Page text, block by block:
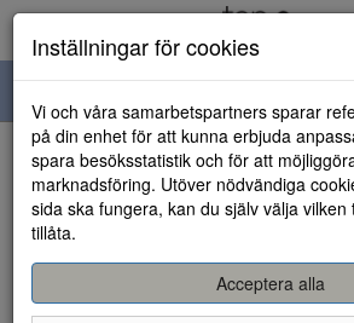
navigation
Visa filter
Outletavdelning
herr (13 artiklar)
Inställningar för cookies
Vi och våra samarbetspartners sparar
på din enhet för att kunna erbjuda
spara besöksstatistik och för att
marknadsföring. Utöver nödvändiga
sida ska fungera, kan du själv välja
tillåta.
Acceptera alla